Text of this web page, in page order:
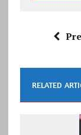
RELATED